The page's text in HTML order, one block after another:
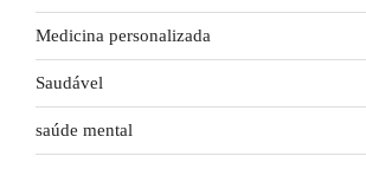
Medicina personalizada
Saudável
saúde mental